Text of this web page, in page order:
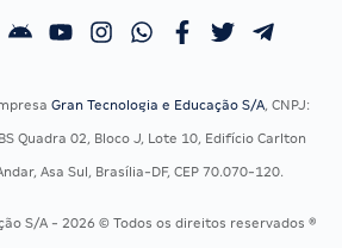
Calendário OAB
Gran Tecnologia e Educação S/A, CNPJ:
Quadra 02, Bloco J, Lote 10, Edifício Carlton
Asa Sul, Brasília-DF, CEP 70.070-120.
S/A - 2026 © Todos os direitos reservados ®